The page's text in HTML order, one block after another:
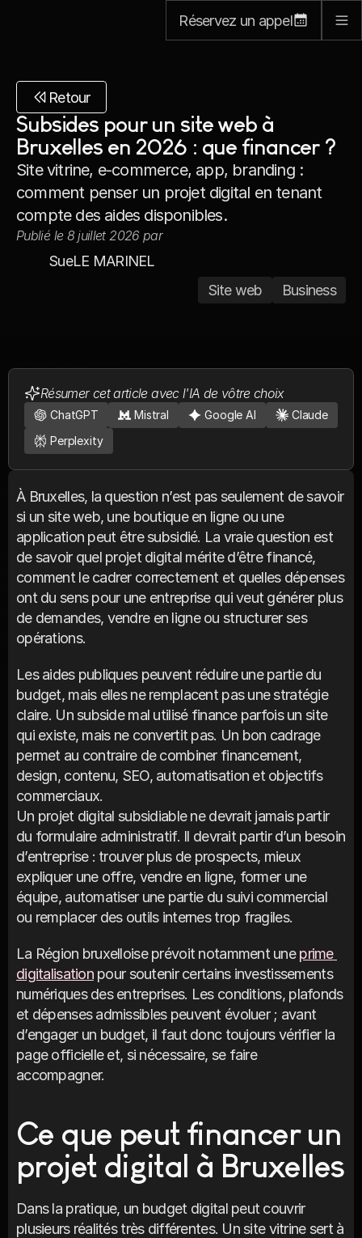
Réservez un appel
Retour
Subsides pour un site web à
Bruxelles en 2026 : que financer ?
Site vitrine, e-commerce, app, branding :
comment penser un projet digital en tenant
compte des aides disponibles.
Publié le 8 juillet 2026 par
SueLE MARINEL
Site web
Business
Résumer cet article avec l'IA de vôtre choix
ChatGPT Mistral Google AI
Claude
Perplexity
À Bruxelles, la question n’est pas seulement de savoir
si un site web, une boutique en ligne ou une
application peut être subsidié. La vraie question est
de savoir quel projet digital mérite d’être financé,
comment le cadrer correctement et quelles dépenses
ont du sens pour une entreprise qui veut générer plus
de demandes, vendre en ligne ou structurer ses
opérations.
Les aides publiques peuvent réduire une partie du
budget, mais elles ne remplacent pas une stratégie
claire. Un subside mal utilisé finance parfois un site
qui existe, mais ne convertit pas. Un bon cadrage
permet au contraire de combiner financement,
design, contenu, SEO, automatisation et objectifs
commerciaux.
Un projet digital subsidiable ne devrait jamais partir
du formulaire administratif. Il devrait partir d’un besoin
d’entreprise : trouver plus de prospects, mieux
expliquer une offre, vendre en ligne, former une
équipe, automatiser une partie du suivi commercial
ou remplacer des outils internes trop fragiles.
La Région bruxelloise prévoit notamment une prime
digitalisation pour soutenir certains investissements
numériques des entreprises. Les conditions, plafonds
et dépenses admissibles peuvent évoluer ; avant
d’engager un budget, il faut donc toujours vérifier la
page officielle et, si nécessaire, se faire
accompagner.
Ce que peut financer un
projet digital à Bruxelles
Dans la pratique, un budget digital peut couvrir
plusieurs réalités très différentes. Un site vitrine sert à